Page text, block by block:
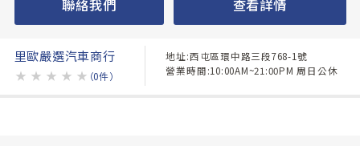
聯絡我們 查看詳情
里歐嚴選汽車商行
★ ★ ★ ★ ★ （0件）
地址:西屯區環中路三段768-1號
營業時間:10:00AM~21:00PM 周日公休